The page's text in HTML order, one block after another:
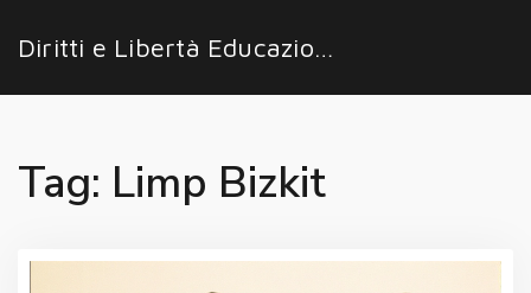
Diritti e Libertà Educazione
Tag: Limp Bizkit